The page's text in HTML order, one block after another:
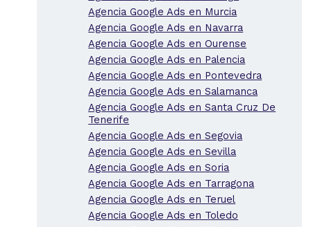
Agencia Google Ads en Murcia
Agencia Google Ads en Navarra
Agencia Google Ads en Ourense
Agencia Google Ads en Palencia
Agencia Google Ads en Pontevedra
Agencia Google Ads en Salamanca
Agencia Google Ads en Santa Cruz De
Tenerife
Agencia Google Ads en Segovia
Agencia Google Ads en Sevilla
Agencia Google Ads en Soria
Agencia Google Ads en Tarragona
Agencia Google Ads en Teruel
Agencia Google Ads en Toledo